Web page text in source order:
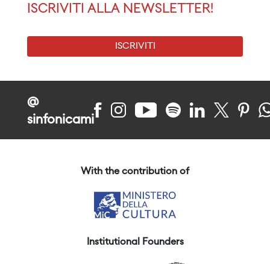
ISCRIVITI ALLA NEWSLETTER!
ISCRIVITI
@
sinfonicami
With the contribution of
Institutional Founders